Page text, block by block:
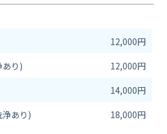
12,000円
り)
12,000円
14,000円
あり)
18,000円